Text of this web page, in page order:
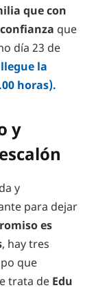
que con
que
día 23 de
la
horas).
y
y
para dejar
es
, hay tres
que
trata de Edu